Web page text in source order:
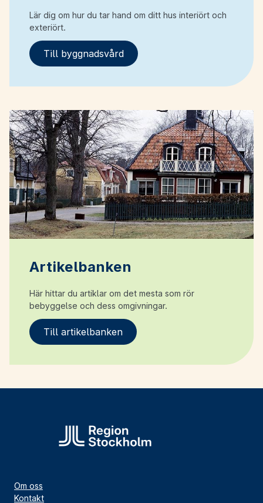
Lär dig om hur du tar hand om ditt hus interiört och
exteriört.
Till byggnadsvård
Artikelbanken
Här hittar du artiklar om det mesta som rör
bebyggelse och dess omgivningar.
Till artikelbanken
Om oss
Kontakt